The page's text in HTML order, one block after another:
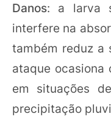
Danos: a larva
interfere na
também reduz a
ataque ocasiona
em situações
precipitação